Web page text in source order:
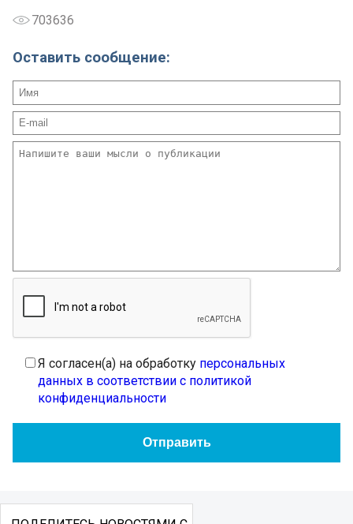
703636
Оставить сообщение:
Я согласен(а) на обработку персональных
данных в соответствии с политикой
конфиденциальности